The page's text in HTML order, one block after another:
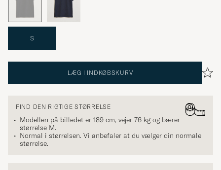
S
LÆG I INDKØBSKURV
FIND DEN RIGTIGE STØRRELSE
Modellen på billedet er 189 cm, vejer 76 kg og bærer
størrelse M.
Normal i størrelsen. Vi anbefaler at du vælger din normale
størrelse.